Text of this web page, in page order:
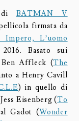
di BATMAN V
firmata da
Impero,L’uomo
Basato sui
Ben Affleck (The
a Henry Cavill
) in quello di
Eisenberg (To
Gadot (Wonder